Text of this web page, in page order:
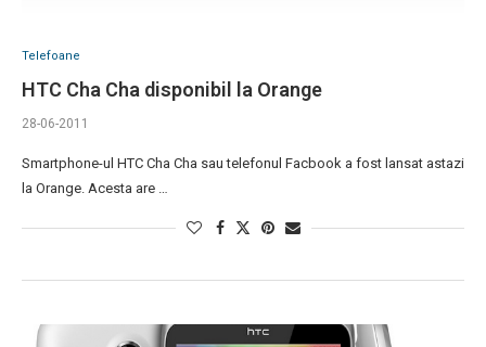
Telefoane
HTC Cha Cha disponibil la Orange
28-06-2011
Smartphone-ul HTC Cha Cha sau telefonul Facbook a fost lansat astazi
la Orange. Acesta are …